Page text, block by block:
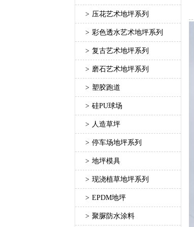
> 压花艺术地坪系列
> 彩色透水艺术地坪系列
> 复古艺术地坪系列
> 磨石艺术地坪系列
> 塑胶跑道
> 硅PU球场
> 人造草坪
> 停车场地坪系列
> 地坪模具
> 现浇植草地坪系列
> EPDM地坪
> 聚脲防水涂料